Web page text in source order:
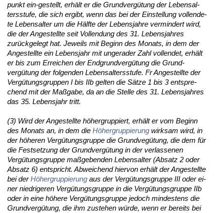
punkt ein-ge­stellt, erhält er die Grund­vergütung der Le­bens­al­
ters­stu­fe, die sich er­gibt, wenn das bei der Ein­stel­lung voll­ende­
te Le­bens­al­ter um die Hälf­te der Le­bens­jah­re ver­min­dert wird,
die der An­ge­stell­te seit Voll­endung des 31. Le­bens­jah­res
zurück­ge­legt hat. Je­weils mit Be­ginn des Mo­nats, in dem der
An­ge­stell­te ein Le­bens­jahr mit un­ge­ra­der Zahl voll­endet, erhält
er bis zum Er­rei­chen der End­grund­vergütung die Grund­
vergütung der fol­gen­den Le­bens­al­ters­stu­fe. Fr An­ge­stell­te der
Vergütungs­grup­pen I bis IIb gel­ten die Sätze 1 bis 3 ent­spre­
chend mit der Maßga­be, da an die Stel­le des 31. Le­bens­jah­res
das 35. Le­bens­jahr tritt.
(3) Wird der An­ge­stell­te höher­grup­piert, erhält er vom Be­ginn
des Mo­nats an, in dem die Höher­grup­pie­rung wirk­sam wird, in
der höhe­ren Vergütungs­grup­pe die Grund­vegütung, die dem für
die Fest­set­zung der Grund­vergütung in der ver­las­se­nen
Vergütungs­grup­pe maßge­ben­den Le­bens­al­ter (Ab­satz 2 oder
Ab­satz 6) ent­spricht. Ab­wei­chend hier­von erhält der An­ge­stell­te
bei derHöher­grup­pie­rung aus der Vergütungs­grup­pe III oder ei­
ner nied­ri­ge­ren Vergütungs­grup­pe in die Vergütungs­grup­pe IIb
oder in ei­ne höhe­re Vergütungs­grup­pe je­doch min­des­tens die
Grund­vergütung, die ihm zu­ste­hen würde, wenn er be­reits bei